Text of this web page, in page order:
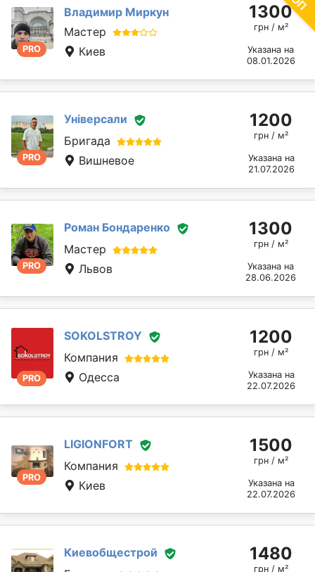
PRO
Владимир Миркун
Мастер
Киев
1300
грн / м²
Указана на
08.01.2026
PRO
Універсали
Бригада
Вишневое
1200
грн / м²
Указана на
21.07.2026
PRO
Роман Бондаренко
Мастер
Львов
1300
грн / м²
Указана на
28.06.2026
PRO
SOKOLSTROY
Компания
Одесса
1200
грн / м²
Указана на
22.07.2026
PRO
LIGIONFORT
Компания
Киев
1500
грн / м²
Указана на
22.07.2026
Киевобщестрой
1480
грн / м²